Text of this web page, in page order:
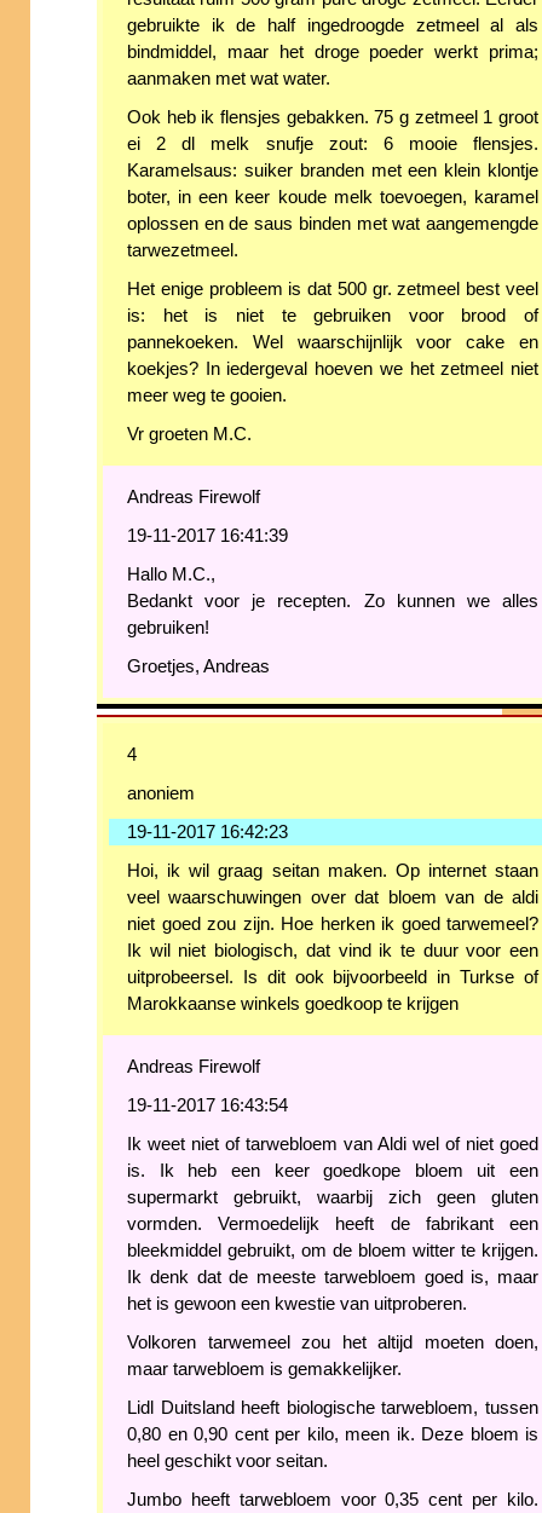
gebruikte ik de half ingedroogde zetmeel al als
bindmiddel, maar het droge poeder werkt prima;
aanmaken met wat water.
Ook heb ik flensjes gebakken. 75 g zetmeel 1 groot
ei 2 dl melk snufje zout: 6 mooie flensjes.
Karamelsaus: suiker branden met een klein klontje
boter, in een keer koude melk toevoegen, karamel
oplossen en de saus binden met wat aangemengde
tarwezetmeel.
Het enige probleem is dat 500 gr. zetmeel best veel
is: het is niet te gebruiken voor brood of
pannekoeken. Wel waarschijnlijk voor cake en
koekjes? In iedergeval hoeven we het zetmeel niet
meer weg te gooien.
Vr groeten M.C.
Andreas Firewolf
19-11-2017 16:41:39
Hallo M.C.,
Bedankt voor je recepten. Zo kunnen we alles
gebruiken!
Groetjes, Andreas
4
anoniem
19-11-2017 16:42:23
Hoi, ik wil graag seitan maken. Op internet staan
veel waarschuwingen over dat bloem van de aldi
niet goed zou zijn. Hoe herken ik goed tarwemeel?
Ik wil niet biologisch, dat vind ik te duur voor een
uitprobeersel. Is dit ook bijvoorbeeld in Turkse of
Marokkaanse winkels goedkoop te krijgen
Andreas Firewolf
19-11-2017 16:43:54
Ik weet niet of tarwebloem van Aldi wel of niet goed
is. Ik heb een keer goedkope bloem uit een
supermarkt gebruikt, waarbij zich geen gluten
vormden. Vermoedelijk heeft de fabrikant een
bleekmiddel gebruikt, om de bloem witter te krijgen.
Ik denk dat de meeste tarwebloem goed is, maar
het is gewoon een kwestie van uitproberen.
Volkoren tarwemeel zou het altijd moeten doen,
maar tarwebloem is gemakkelijker.
Lidl Duitsland heeft biologische tarwebloem, tussen
0,80 en 0,90 cent per kilo, meen ik. Deze bloem is
heel geschikt voor seitan.
Jumbo heeft tarwebloem voor 0,35 cent per kilo.